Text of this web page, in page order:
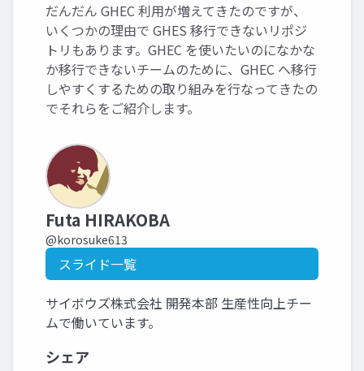
だんだん GHEC 利用が増えてきたのですが、
いくつかの理由で GHES 移行できないリポジ
トリもあります。GHEC を使いたいのになかな
か移行できないチームのために、GHEC へ移行
しやすくするための取り組みを行なってきたの
でそれらをご紹介します。
Futa HIRAKOBA
@korosuke613
スライド一覧
サイボウズ株式会社 開発本部 生産性向上チー
ムで働いています。
シェア